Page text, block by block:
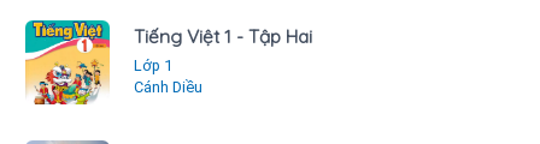
Tiếng Việt 1 - Tập Hai
Lớp 1
Cánh Diều